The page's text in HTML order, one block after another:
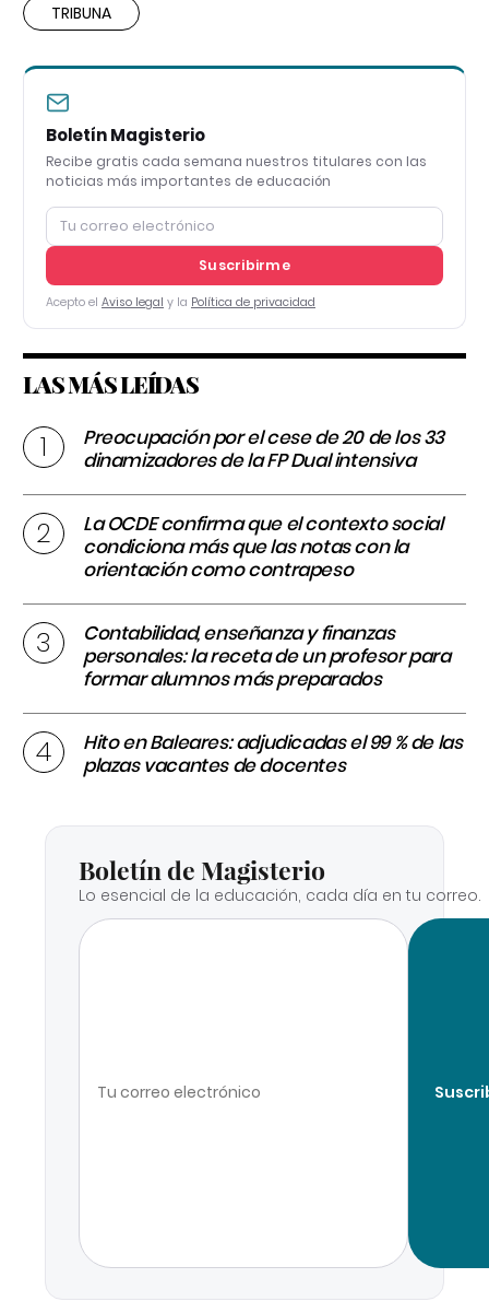
TRIBUNA
Boletín Magisterio
Recibe gratis cada semana nuestros titulares con las
noticias más importantes de educación
Suscribirme
Acepto el Aviso legal y la Política de privacidad
LAS MÁS LEÍDAS
Preocupación por el cese de 20 de los 33
dinamizadores de la FP Dual intensiva
La OCDE confirma que el contexto social
condiciona más que las notas con la
orientación como contrapeso
Contabilidad, enseñanza y finanzas
personales: la receta de un profesor para
formar alumnos más preparados
Hito en Baleares: adjudicadas el 99 % de las
plazas vacantes de docentes
Boletín de Magisterio
Lo esencial de la educación, cada día en tu correo.